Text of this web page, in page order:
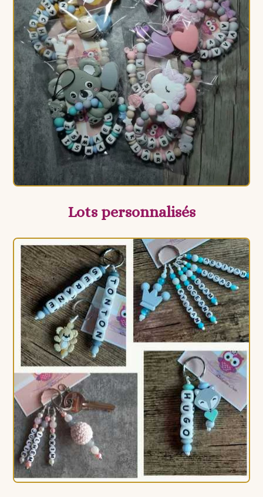
Lots personnalisés